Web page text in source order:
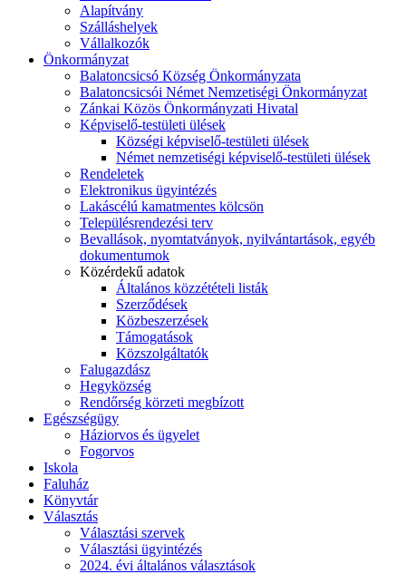
Alapítvány
Szálláshelyek
Vállalkozók
Önkormányzat
Balatoncsicsó Község Önkormányzata
Balatoncsicsói Német Nemzetiségi Önkormányzat
Zánkai Közös Önkormányzati Hivatal
Képviselő-testületi ülések
Községi képviselő-testületi ülések
Német nemzetiségi képviselő-testületi ülések
Rendeletek
Elektronikus ügyintézés
Lakáscélú kamatmentes kölcsön
Településrendezési terv
Bevallások, nyomtatványok, nyilvántartások, egyéb
dokumentumok
Közérdekű adatok
Általános közzétételi listák
Szerződések
Közbeszerzések
Támogatások
Közszolgáltatók
Falugazdász
Hegyközség
Rendőrség körzeti megbízott
Egészségügy
Háziorvos és ügyelet
Fogorvos
Iskola
Faluház
Könyvtár
Választás
Választási szervek
Választási ügyintézés
2024. évi általános választások